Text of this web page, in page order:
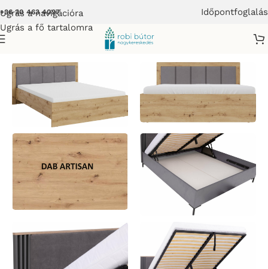
Ugrás a navigációra
Ugrás a fő tartalomra
+36 20 463 4097 Időpontfoglalás
SMART SYSTEM DAB ARTISAN ELEMES GARDRÓB BÚTOR